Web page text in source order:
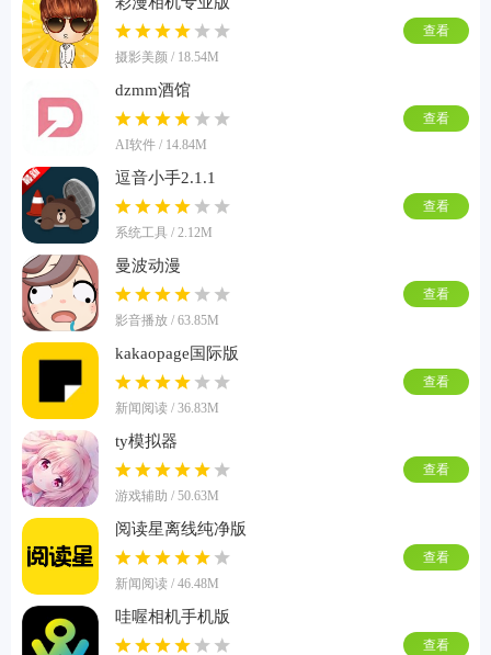
摄影美颜 / 18.54M
查看
dzmm酒馆
AI软件 / 14.84M
查看
逗音小手2.1.1
系统工具 / 2.12M
查看
曼波动漫
影音播放 / 63.85M
查看
kakaopage国际版
新闻阅读 / 36.83M
查看
ty模拟器
游戏辅助 / 50.63M
查看
阅读星离线纯净版
新闻阅读 / 46.48M
查看
哇喔相机手机版
查看